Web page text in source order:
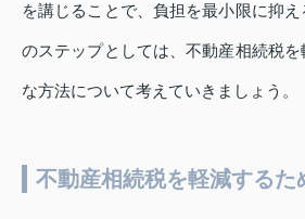
を講じることで、負担を最小限に抑
のステップとしては、不動産相続税
な方法について考えていきましょう。
不動産相続税を軽減するた